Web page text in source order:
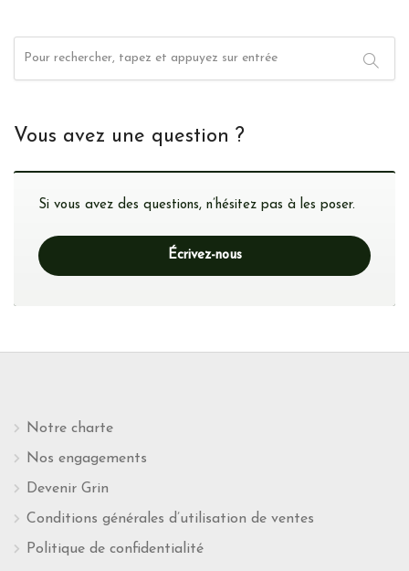
Vous avez une question ?
Si vous avez des questions, n’hésitez pas à les poser.
Écrivez-nous
Notre charte
Nos engagements
Devenir Grin
Conditions générales d’utilisation de ventes
Politique de confidentialité